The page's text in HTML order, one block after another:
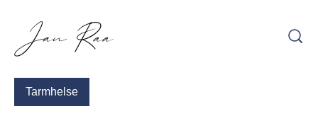
innhold
Tarmhelse